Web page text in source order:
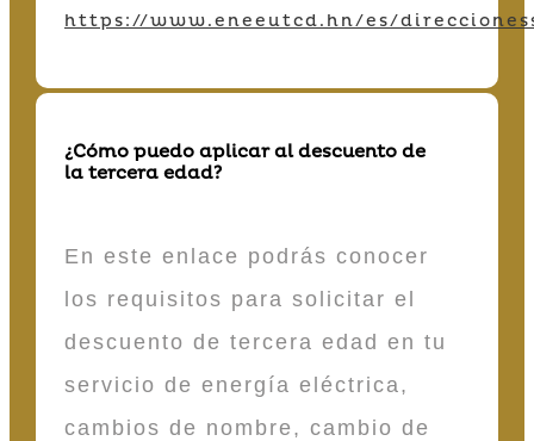
https://www.eneeutcd.hn/es/
¿Cómo puedo aplicar al descuento de
la tercera edad?
En este enlace podrás conocer
los requisitos para solicitar el
descuento de tercera edad en tu
servicio de energía eléctrica,
cambios de nombre, cambio de